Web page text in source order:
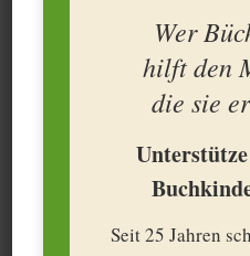
Wer
hilft den
die sie
Seit 25 Jahren